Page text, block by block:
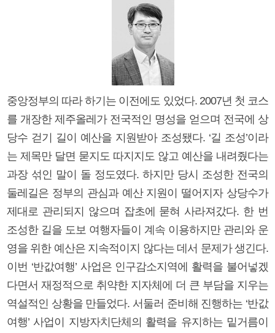
중앙정부의 따라 하기는 이전에도 있었다. 2007년 첫 코스
를 개장한 제주올레가 전국적인 명성을 얻으며 전국에 상
당수 걷기 길이 예산을 지원받아 조성됐다. ‘길 조성’이라
는 제목만 달면 묻지도 따지지도 않고 예산을 내려줬다는
과장 섞인 말이 돌 정도였다. 하지만 당시 조성한 전국의
둘레길은 정부의 관심과 예산 지원이 떨어지자 상당수가
제대로 관리되지 않으며 잡초에 묻혀 사라져갔다. 한 번
조성한 길을 도보 여행자들이 계속 이용하지만 관리와 운
영을 위한 예산은 지속적이지 않다는 데서 문제가 생긴다.
이번 ‘반값여행’ 사업은 인구감소지역에 활력을 불어넣겠
다면서 재정적으로 취약한 지자체에 더 큰 부담을 지우는
역설적인 상황을 만들었다. 서둘러 준비해 진행하는 ‘반값
여행’ 사업이 지방자치단체의 활력을 유지하는 밑거름이